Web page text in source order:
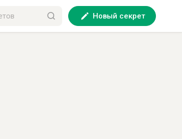
Новый секрет